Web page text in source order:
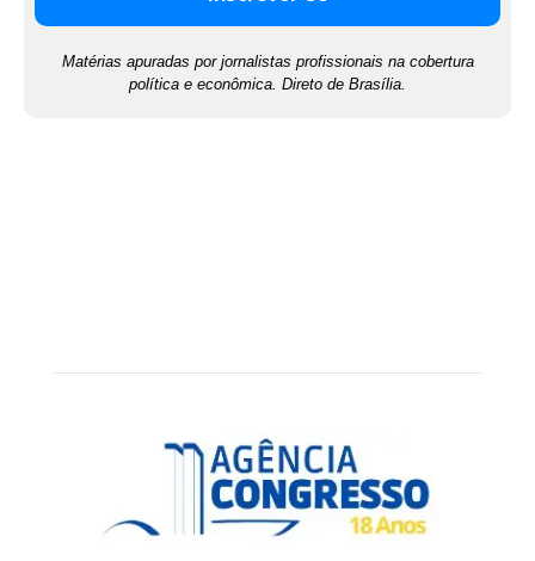
Matérias apuradas por jornalistas profissionais na cobertura
política e econômica. Direto de Brasília.